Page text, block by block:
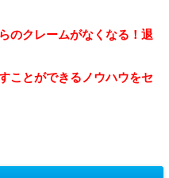
のクレームがなくなる！退
ことができるノウハウをセ